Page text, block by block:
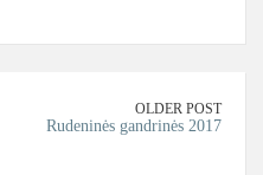
OLDER POST
Rudeninės gandrinės 2017